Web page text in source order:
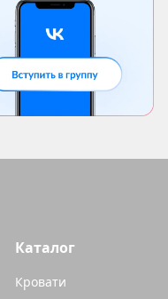
Каталог
Кровати